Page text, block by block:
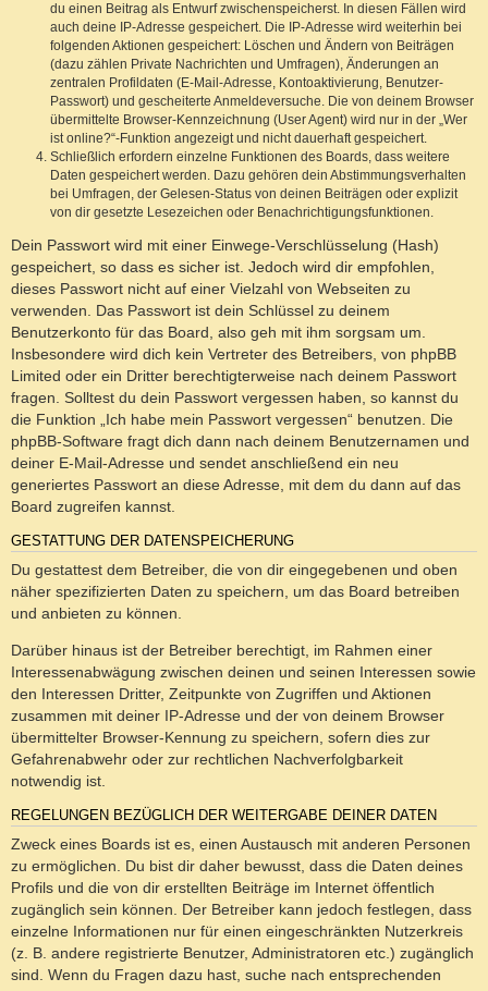
du einen Beitrag als Entwurf zwischenspeicherst. In diesen Fällen wird
auch deine IP-Adresse gespeichert. Die IP-Adresse wird weiterhin bei
folgenden Aktionen gespeichert: Löschen und Ändern von Beiträgen
(dazu zählen Private Nachrichten und Umfragen), Änderungen an
zentralen Profildaten (E-Mail-Adresse, Kontoaktivierung, Benutzer-
Passwort) und gescheiterte Anmeldeversuche. Die von deinem Browser
übermittelte Browser-Kennzeichnung (User Agent) wird nur in der „Wer
ist online?“-Funktion angezeigt und nicht dauerhaft gespeichert.
Schließlich erfordern einzelne Funktionen des Boards, dass weitere
Daten gespeichert werden. Dazu gehören dein Abstimmungsverhalten
bei Umfragen, der Gelesen-Status von deinen Beiträgen oder explizit
von dir gesetzte Lesezeichen oder Benachrichtigungsfunktionen.
Dein Passwort wird mit einer Einwege-Verschlüsselung (Hash)
gespeichert, so dass es sicher ist. Jedoch wird dir empfohlen,
dieses Passwort nicht auf einer Vielzahl von Webseiten zu
verwenden. Das Passwort ist dein Schlüssel zu deinem
Benutzerkonto für das Board, also geh mit ihm sorgsam um.
Insbesondere wird dich kein Vertreter des Betreibers, von phpBB
Limited oder ein Dritter berechtigterweise nach deinem Passwort
fragen. Solltest du dein Passwort vergessen haben, so kannst du
die Funktion „Ich habe mein Passwort vergessen“ benutzen. Die
phpBB-Software fragt dich dann nach deinem Benutzernamen und
deiner E-Mail-Adresse und sendet anschließend ein neu
generiertes Passwort an diese Adresse, mit dem du dann auf das
Board zugreifen kannst.
GESTATTUNG DER DATENSPEICHERUNG
Du gestattest dem Betreiber, die von dir eingegebenen und oben
näher spezifizierten Daten zu speichern, um das Board betreiben
und anbieten zu können.
Darüber hinaus ist der Betreiber berechtigt, im Rahmen einer
Interessenabwägung zwischen deinen und seinen Interessen sowie
den Interessen Dritter, Zeitpunkte von Zugriffen und Aktionen
zusammen mit deiner IP-Adresse und der von deinem Browser
übermittelter Browser-Kennung zu speichern, sofern dies zur
Gefahrenabwehr oder zur rechtlichen Nachverfolgbarkeit
notwendig ist.
REGELUNGEN BEZÜGLICH DER WEITERGABE DEINER DATEN
Zweck eines Boards ist es, einen Austausch mit anderen Personen
zu ermöglichen. Du bist dir daher bewusst, dass die Daten deines
Profils und die von dir erstellten Beiträge im Internet öffentlich
zugänglich sein können. Der Betreiber kann jedoch festlegen, dass
einzelne Informationen nur für einen eingeschränkten Nutzerkreis
(z. B. andere registrierte Benutzer, Administratoren etc.) zugänglich
sind. Wenn du Fragen dazu hast, suche nach entsprechenden